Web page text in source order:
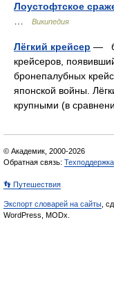
Лоустофтское
…
Википедия
Лёгкий крейсер —
крейсеров,
бронепалубных
японской войны.
крупными (в
© Академик, 2000-2026
Обратная связь: Техподдержка
👣 Путешествия
Экспорт словарей на сайты ,
WordPress, MODx.